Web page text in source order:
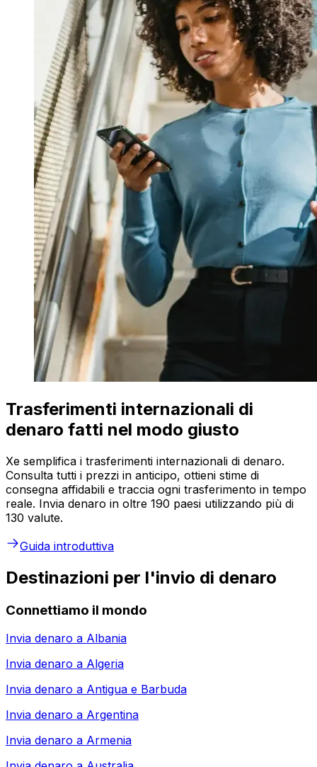
Trasferimenti internazionali di
denaro fatti nel modo giusto
Xe semplifica i trasferimenti internazionali di denaro.
Consulta tutti i prezzi in anticipo, ottieni stime di
consegna affidabili e traccia ogni trasferimento in tempo
reale. Invia denaro in oltre 190 paesi utilizzando più di
130 valute.
Guida introduttiva
Destinazioni per l'invio di denaro
Connettiamo il mondo
Invia denaro a Albania
Invia denaro a Algeria
Invia denaro a Antigua e Barbuda
Invia denaro a Argentina
Invia denaro a Armenia